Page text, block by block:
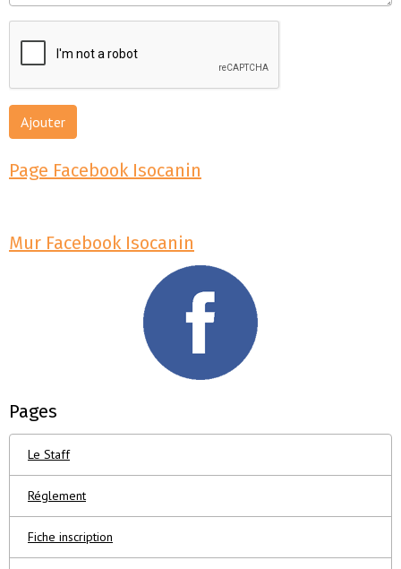
Ajouter
Page Facebook Isocanin
Mur Facebook Isocanin
Pages
Le Staff
Réglement
Fiche inscription